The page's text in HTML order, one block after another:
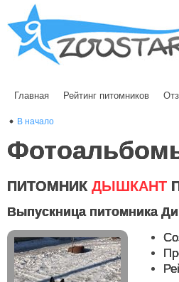
Главная Рейтинг питомников
В начало
ПИТОМНИК ДЫШКАНТ
Выпускница питомника